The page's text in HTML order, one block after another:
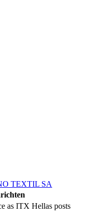
TEXTIL SA
as ITX Hellas posts